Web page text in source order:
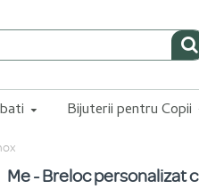
Bijuterii pentru Copii
Me - Breloc personalizat